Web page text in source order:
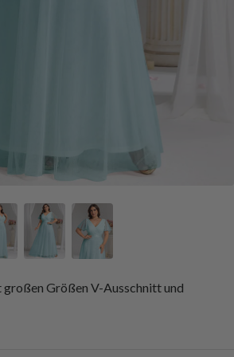
Größen V-Ausschnitt und